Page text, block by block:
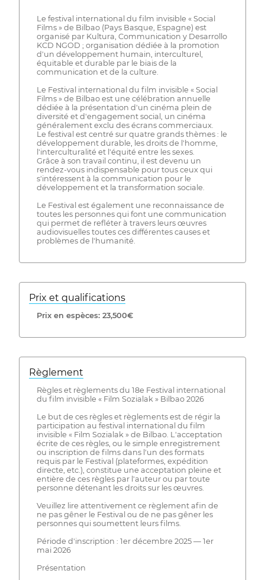
Le festival international du film invisible « Social
Films » de Bilbao (Pays Basque, Espagne) est
organisé par Kultura, Communication y Desarrollo
KCD NGOD ; organisation dédiée à la promotion
d'un développement humain, interculturel,
équitable et durable par le biais de la
communication et de la culture.
Le Festival international du film invisible « Social
Films » de Bilbao est une célébration annuelle
dédiée à la présentation d'un cinéma plein de
diversité et d'engagement social, un cinéma
généralement exclu des écrans commerciaux.
Le festival est centré sur quatre grands thèmes : le
développement durable, les droits de l'homme,
l'interculturalité et l'équité entre les sexes.
Grâce à son travail continu, il est devenu un
rendez-vous indispensable pour tous ceux qui
s'intéressent à la communication pour le
développement et la transformation sociale.
Le Festival est également une reconnaissance de
toutes les personnes qui font une communication
qui permet de refléter à travers leurs œuvres
audiovisuelles toutes ces différentes causes et
problèmes de l'humanité.
Prix ​​et qualifications
Prix ​​en espèces: 23,500€
Règlement
Règles et règlements du 18e Festival international
du film invisible « Film Sozialak » Bilbao 2026
Le but de ces règles et règlements est de régir la
participation au festival international du film
invisible « Film Sozialak » de Bilbao. L'acceptation
écrite de ces règles, ou le simple enregistrement
ou inscription de films dans l'un des formats
requis par le Festival (plateformes, expédition
directe, etc.), constitue une acceptation pleine et
entière de ces règles par l'auteur ou par toute
personne détenant les droits sur les œuvres.
Veuillez lire attentivement ce règlement afin de
ne pas gêner le Festival ou de ne pas gêner les
personnes qui soumettent leurs films.
Période d'inscription : 1er décembre 2025 — 1er
mai 2026
Présentation